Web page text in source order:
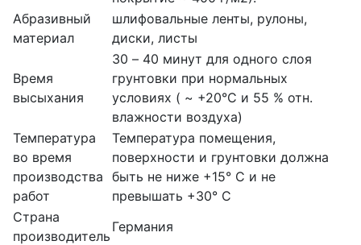
Абразивный
материал
шлифовальные ленты, рулоны,
диски, листы
Время
высыхания
30 – 40 минут для одного слоя
грунтовки при нормальных
условиях ( ~ +20°C и 55 % отн.
влажности воздуха)
Температура
во время
производства
работ
Температура помещения,
поверхности и грунтовки должна
быть не ниже +15° С и не
превышать +30° C
Страна
производитель
Германия